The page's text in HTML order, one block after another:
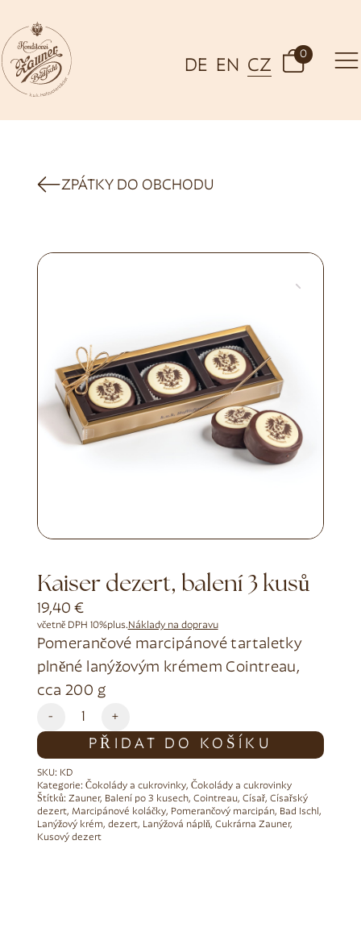
DE EN CZ
0
ZPÁTKY DO OBCHODU
Kaiser dezert, balení 3 kusů
19,40 €
včetně DPH 10%plus.Náklady na dopravu
Pomerančové marcipánové tartaletky
plněné lanýžovým krémem Cointreau,
cca 200 g
- +
PŘIDAT DO KOŠÍKU
Alternative:
SKU: KD
Kategorie: Čokolády a cukrovinky, Čokolády a cukrovinky
Štítků: Zauner, Balení po 3 kusech, Cointreau, Císař, Císařský
dezert, Marcipánové koláčky, Pomerančový marcipán, Bad Ischl ,
Lanýžový krém, dezert, Lanýžová náplň, Cukrárna Zauner,
Kusový dezert